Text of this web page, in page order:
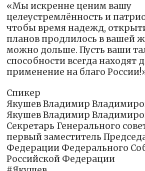
«Мы искренне ценим вашу
целеустремлённость и
чтобы время надежд,
планов продлилось в вашей
можно дольше. Пусть ваши
способности всегда находят
применение на благо
Спикер
Якушев Владимир
Якушев Владимир
Секретарь Генерального
первый заместитель
Федерации Федерального
Российской Федерации